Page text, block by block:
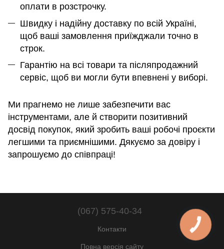
оплати в розстрочку.
Швидку і надійну доставку по всій Україні,
щоб ваші замовлення приїжджали точно в
строк.
Гарантію на всі товари та післяпродажний
сервіс, щоб ви могли бути впевнені у виборі.
Ми прагнемо не лише забезпечити вас
інструментами, але й створити позитивний
досвід покупок, який зробить ваші робочі проєкти
легшими та приємнішими. Дякуємо за довіру і
запрошуємо до співпраці!
(067) 575-40-34
Контакти
Повна версія сайту
КНОПКА
ЗВ'ЯЗКУ